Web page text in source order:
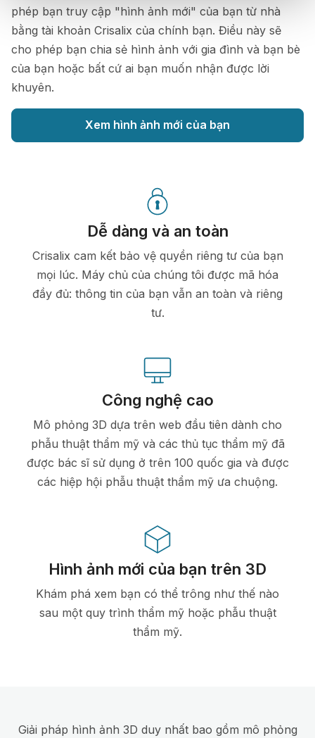
phép bạn truy cập "hình ảnh mới" của bạn từ nhà
bằng tài khoản Crisalix của chính bạn. Điều này sẽ
cho phép bạn chia sẻ hình ảnh với gia đình và bạn bè
của bạn hoặc bất cứ ai bạn muốn nhận được lời
khuyên.
Xem hình ảnh mới của bạn
Dễ dàng và an toàn
Crisalix cam kết bảo vệ quyền riêng tư của bạn
mọi lúc. Máy chủ của chúng tôi được mã hóa
đầy đủ: thông tin của bạn vẫn an toàn và riêng
tư.
Công nghệ cao
Mô phỏng 3D dựa trên web đầu tiên dành cho
phẫu thuật thẩm mỹ và các thủ tục thẩm mỹ đã
được bác sĩ sử dụng ở trên 100 quốc gia và được
các hiệp hội phẫu thuật thẩm mỹ ưa chuộng.
Hình ảnh mới của bạn trên 3D
Khám phá xem bạn có thể trông như thế nào
sau một quy trình thẩm mỹ hoặc phẫu thuật
thẩm mỹ.
Giải pháp hình ảnh 3D duy nhất bao gồm mô phỏng